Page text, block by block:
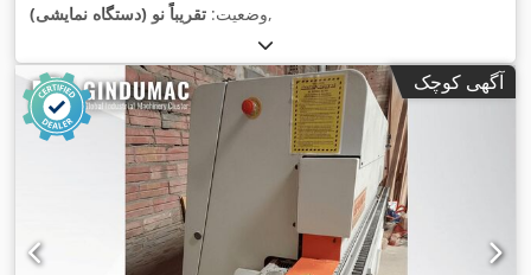
وضعیت: تقریباً نو (دستگاه نمایشی) ,
آگهی کوچک